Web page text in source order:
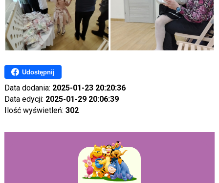
Udostępnij
Data dodania: 2025-01-23 20:20:36
Data edycji: 2025-01-29 20:06:39
Ilość wyświetleń: 302